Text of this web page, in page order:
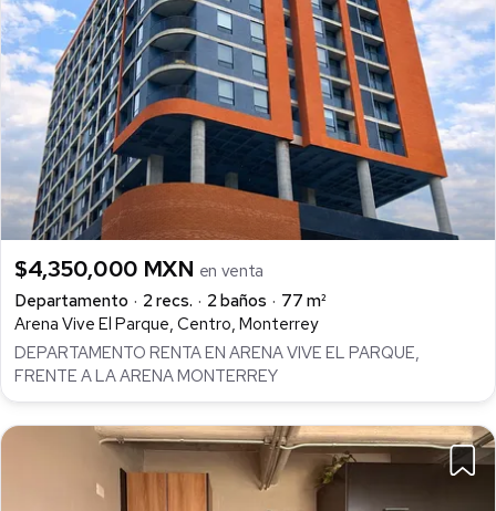
$4,350,000 MXN en venta
Departamento
2 recs. 2 baños
77 m²
Arena Vive El Parque, Centro, Monterrey
DEPARTAMENTO RENTA EN ARENA VIVE EL PARQUE,
FRENTE A LA ARENA MONTERREY